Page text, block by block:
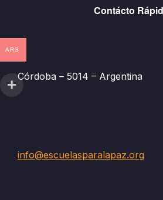
Contácto
Córdoba – 5014 – Argentina
info@escuelasparalapaz.org
ARS